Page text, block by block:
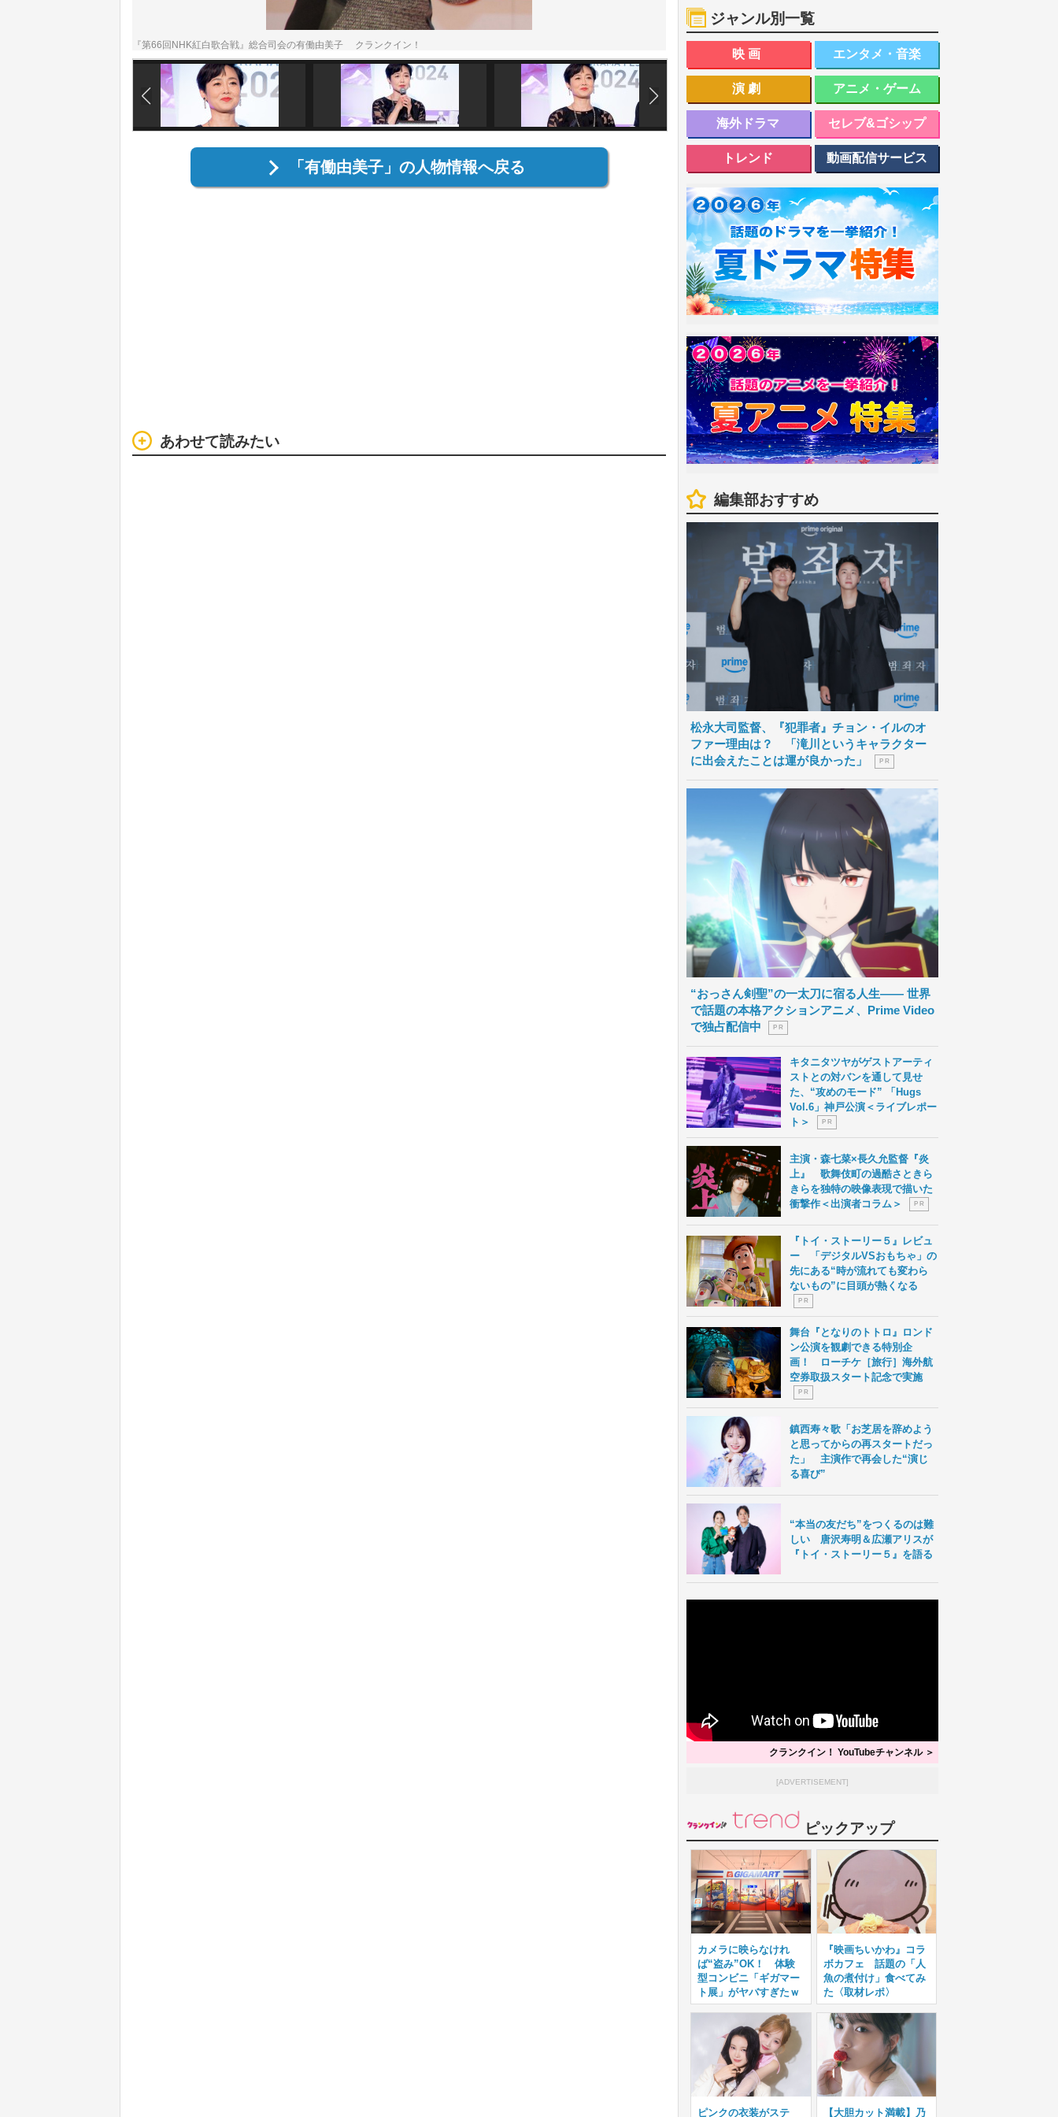
『第66回NHK紅白歌合戦』総合司会の有働由美子 クランクイン！
「有働由美子」の人物情報へ戻る
あわせて読みたい
ジャンル別一覧
映画 エンタメ・音楽
演劇 アニメ・ゲーム
海外ドラマ セレブ&ゴシップ
トレンド 動画配信サービス
編集部おすすめ
松永大司監督、『犯罪者』チョン・イルのオ
ファー理由は？ 「滝川というキャラクター
に出会えたことは運が良かった」
P R
“おっさん剣聖”の一太刀に宿る人生―― 世界
で話題の本格アクションアニメ、Prime Video
で独占配信中
P R
キタニタツヤがゲストアーティ
ストとの対バンを通して見せ
た、“攻めのモード” 「Hugs
Vol.6」神戸公演＜ライブレポー
ト＞
P R
主演・森七菜×長久允監督『炎
上』 歌舞伎町の過酷さときら
きらを独特の映像表現で描いた
衝撃作＜出演者コラム＞
P R
『トイ・ストーリー５』レビュ
ー 「デジタルVSおもちゃ」の
先にある“時が流れても変わら
ないもの”に目頭が熱くなる
P R
舞台『となりのトトロ』ロンド
ン公演を観劇できる特別企
画！ ローチケ［旅行］海外航
空券取扱スタート記念で実施
P R
鎮西寿々歌「お芝居を辞めよう
と思ってからの再スタートだっ
た」 主演作で再会した“演じ
る喜び”
“本当の友だち”をつくるのは難
しい 唐沢寿明＆広瀬アリスが
『トイ・ストーリー５』を語る
クランクイン！ YouTubeチャンネル ＞
[ADVERTISEMENT]
ピックアップ
カメラに映らなけれ
ば“盗み”OK！ 体験
型コンビニ「ギガマー
ト展」がヤバすぎたｗ
『映画ちいかわ』コラ
ボカフェ 話題の「人
魚の煮付け」食べてみ
た〈取材レポ〉
ピンクの衣装がステ 【大胆カット満載】乃